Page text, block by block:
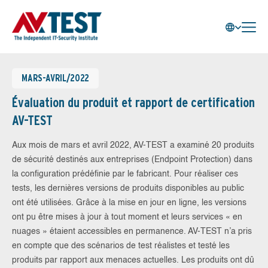
MARS-AVRIL/2022
Évaluation du produit et rapport de certification
AV-TEST
Aux mois de mars et avril 2022, AV-TEST a examiné 20 produits
de sécurité destinés aux entreprises (Endpoint Protection) dans
la configuration prédéfinie par le fabricant. Pour réaliser ces
tests, les dernières versions de produits disponibles au public
ont été utilisées. Grâce à la mise en jour en ligne, les versions
ont pu être mises à jour à tout moment et leurs services « en
nuages » étaient accessibles en permanence. AV-TEST n’a pris
en compte que des scénarios de test réalistes et testé les
produits par rapport aux menaces actuelles. Les produits ont dû